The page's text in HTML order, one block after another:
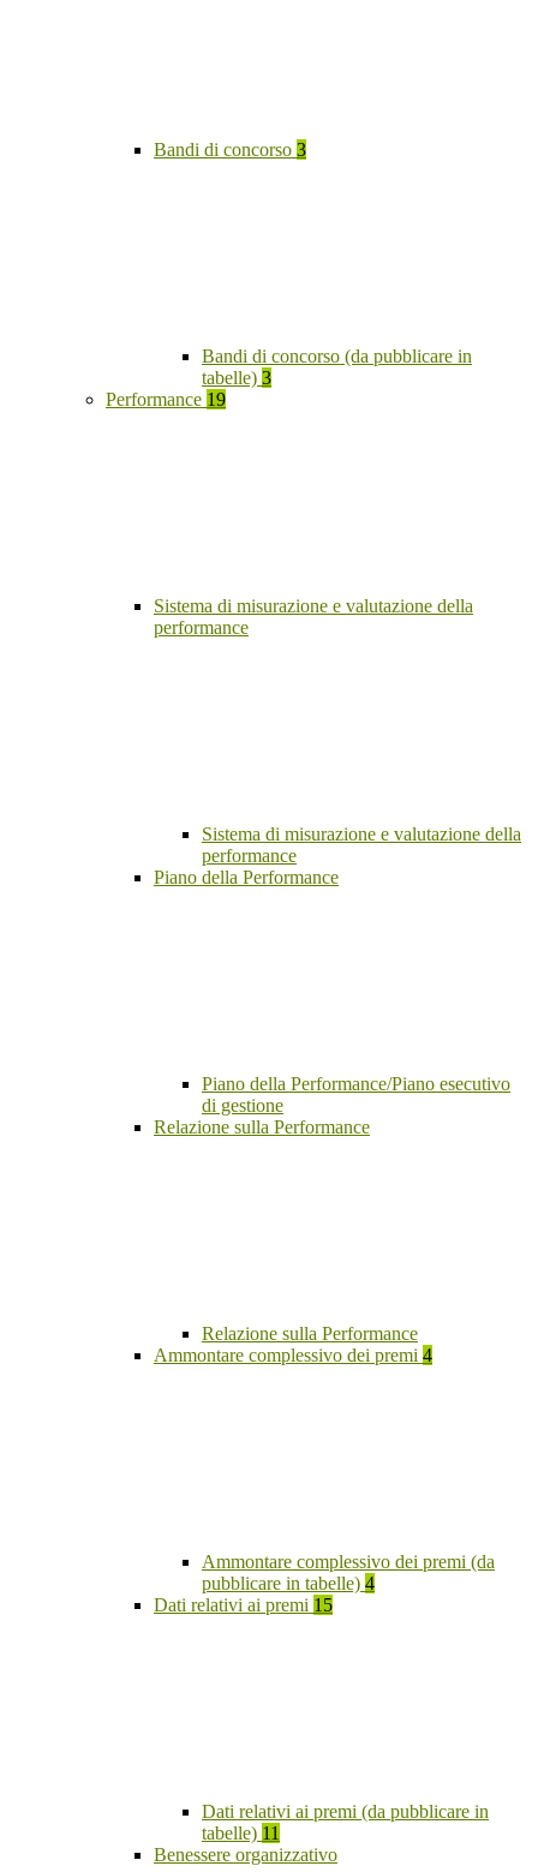
Bandi di concorso 3
Bandi di concorso (da pubblicare in
tabelle) 3
Performance 19
Sistema di misurazione e valutazione della
performance
Sistema di misurazione e valutazione della
performance
Piano della Performance
Piano della Performance/Piano esecutivo
di gestione
Relazione sulla Performance
Relazione sulla Performance
Ammontare complessivo dei premi 4
Ammontare complessivo dei premi (da
pubblicare in tabelle) 4
Dati relativi ai premi 15
Dati relativi ai premi (da pubblicare in
tabelle) 11
Benessere organizzativo